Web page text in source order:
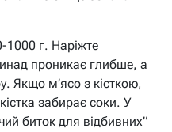
1000 г. Наріжте
проникає глибше, а
Якщо м’ясо з кісткою,
забирає соки. У
биток для відбивних”